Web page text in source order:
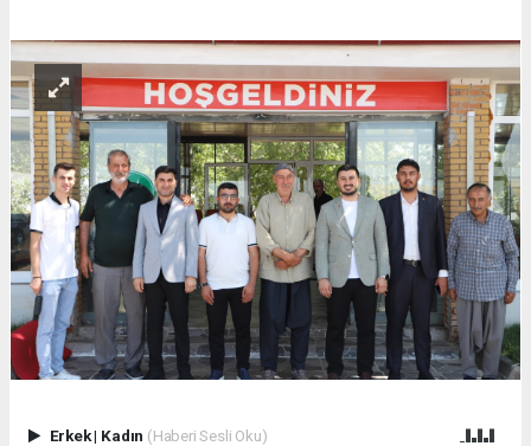
Erkek| Kadın (Haberi Sesli Oku)